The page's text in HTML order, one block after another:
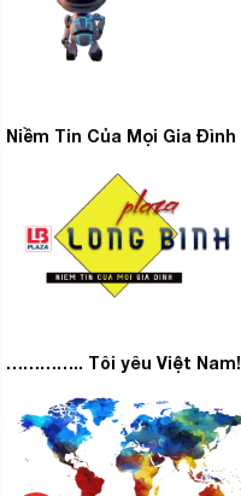
Niềm Tin Của Mọi Gia Đình
………….. Tôi yêu Việt Nam!